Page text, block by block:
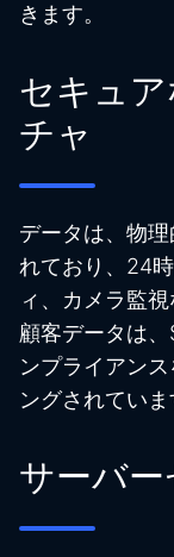
きます。
セキュ
チャ
データは、物
れており、24
ィ、カメラ監
顧客データは
ンプライアン
ングされていま
サーバ